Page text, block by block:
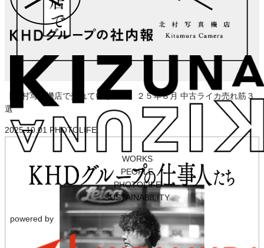
WORKS
PEOPLE
PHOTOLIFE
SUSTAINABILITY
powered by
【北村写真機店で売れているモノ】２５年８月 中古ライカ売れ筋３
選
2025.10.01 PHOTOLIFE